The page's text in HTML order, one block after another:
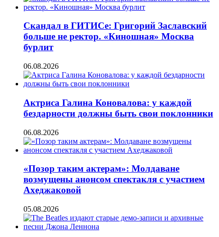
Скандал в ГИТИСе: Григорий Заславский
больше не ректор. «Киношная» Москва
бурлит
06.08.2026
Актриса Галина Коновалова: у каждой
бездарности должны быть свои поклонники
06.08.2026
«Позор таким актерам»: Молдаване
возмущены анонсом спектакля с участием
Ахеджаковой
05.08.2026